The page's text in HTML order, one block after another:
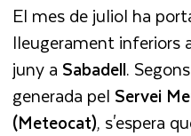
El mes de juliol ha
lleugerament inferiors
juny a Sabadell.
generada pel Servei
(Meteocat), s'espera